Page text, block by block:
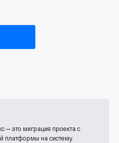
— это миграция проекта с
платформы на систему